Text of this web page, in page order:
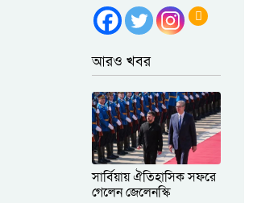
আরও খবর
সার্বিয়ায় ঐতিহাসিক সফরে
গেলেন জেলেনস্কি